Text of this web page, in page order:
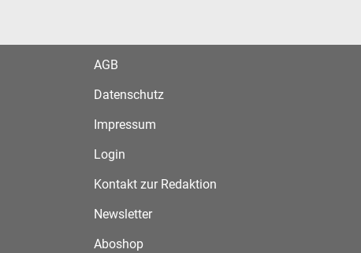
AGB
Datenschutz
Impressum
Login
Kontakt zur Redaktion
Newsletter
Aboshop